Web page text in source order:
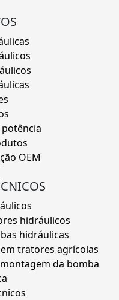
OEM
hidráulicos
hidráulicas
tratores agrícolas
da bomba